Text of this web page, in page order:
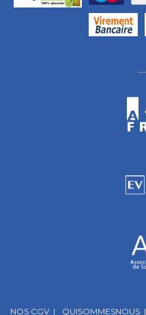
NOS CGV | QUISOMMESNOUS |